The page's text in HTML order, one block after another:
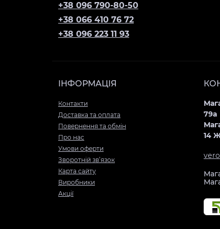
+38 096 790-80-50
+38 066 410 76 72
+38 096 223 11 93
ІНФОРМАЦІЯ
Контакти
Доставка та оплата
Повернення та обмін
Про нас
Умови оферти
Зворотній зв’язок
Карта сайту
Виробники
Акції
79а
14